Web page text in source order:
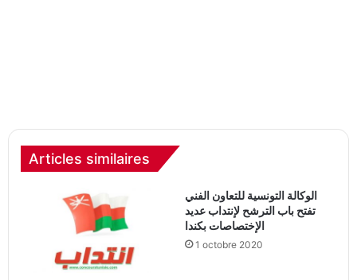
Articles similaires
الوكالة التونسية للتعاون الفني
تفتح باب الترشح لإنتداب عديد
الإختصاصات بكندا
1 octobre 2020